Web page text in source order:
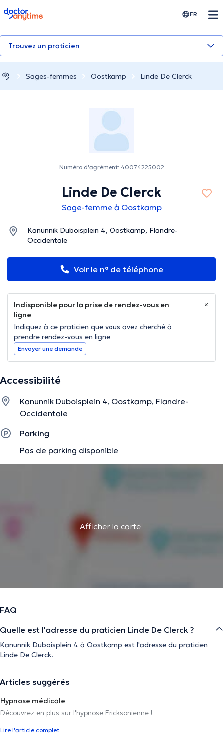
doctoranytime FR
Trouvez un praticien
Sages-femmes Oostkamp Linde De Clerck
Numéro d'agrément: 40074225002
Linde De Clerck
Sage-femme à Oostkamp
Kanunnik Duboisplein 4, Oostkamp, Flandre-
Occidentale
Voir le n° de téléphone
Indisponible pour la prise de rendez-vous en
ligne
Indiquez à ce praticien que vous avez cherché à
prendre rendez-vous en ligne.
Envoyer une demande
Accessibilité
Kanunnik Duboisplein 4, Oostkamp, Flandre-
Occidentale
Parking
Pas de parking disponible
Afficher la carte
FAQ
Quelle est l'adresse du praticien Linde De Clerck ?
Kanunnik Duboisplein 4 à Oostkamp est l'adresse du praticien
Linde De Clerck.
Articles suggérés
Hypnose médicale
Découvrez en plus sur l'hypnose Ericksonienne !
Lire l'article complet